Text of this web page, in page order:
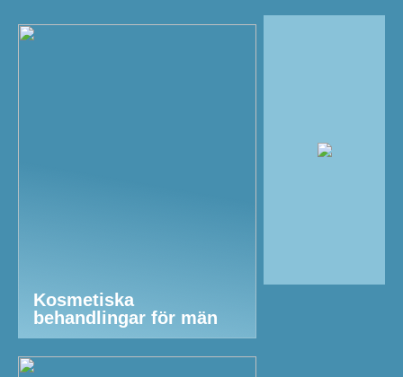
Kosmetiska
behandlingar för män